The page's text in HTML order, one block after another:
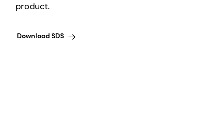
product.
Download SDS